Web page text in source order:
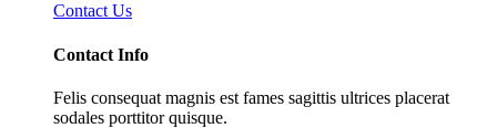
Contact Us
Contact Info
Felis consequat magnis est fames sagittis ultrices placerat
sodales porttitor quisque.